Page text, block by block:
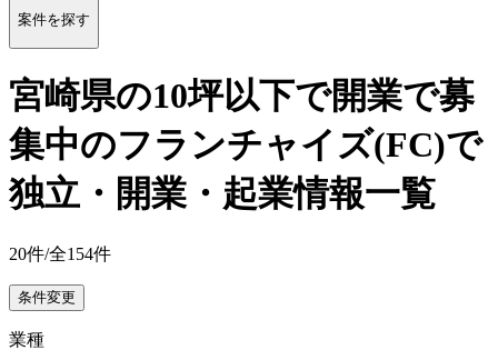
案件を探す
宮崎県の10坪以下で開業で募
集中のフランチャイズ(FC)で
独立・開業・起業情報一覧
20件/全154件
条件変更
業種